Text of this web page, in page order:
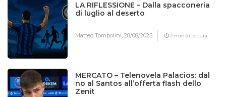
LA RIFLESSIONE – Dalla spacconeria
di luglio al deserto
Matteo Tombolini,28/08/2025 2 min di lettura
MERCATO – Telenovela Palacios: dal
no al Santos all’offerta flash dello
Zenit